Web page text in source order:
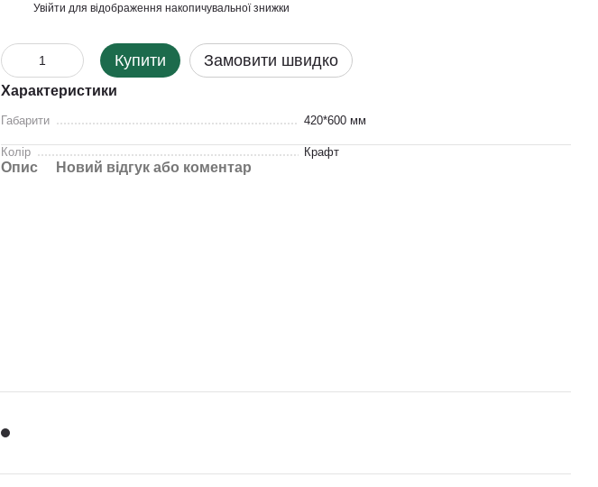
Увійти для відображення накопичувальної знижки
Купити Замовити швидко
Характеристики
Габарити 420*600 мм
Колір Крафт
Опис Новий відгук або коментар